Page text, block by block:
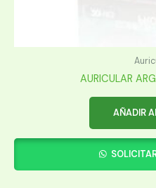
AURICULAR
AÑADIR